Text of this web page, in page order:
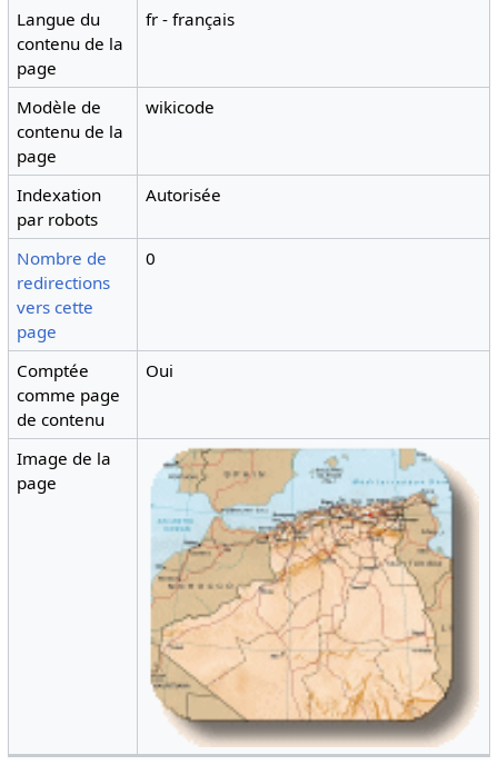
Langue du
contenu de la
page
fr - français
Modèle de
contenu de la
page
wikicode
Indexation
par robots
Autorisée
Nombre de
redirections
vers cette
page
0
Comptée
comme page
de contenu
Oui
Image de la
page